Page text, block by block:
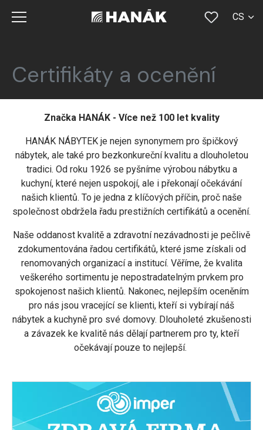
CS
FR
Certifikáty a ocenění
Značka HANÁK - Více než 100 let kvality
HANÁK NÁBYTEK je nejen synonymem pro špičkový
nábytek, ale také pro bezkonkureční kvalitu a dlouholetou
tradici. Od roku 1926 se pyšníme výrobou nábytku a
kuchyní, které nejen uspokojí, ale i překonají očekávání
našich klientů. To je jedna z klíčových příčin, proč naše
společnost obdržela řadu prestižních certifikátů a ocenění.
Naše oddanost kvalitě a zdravotní nezávadnosti je pečlivě
zdokumentována řadou certifikátů, které jsme získali od
renomovaných organizací a institucí. Věříme, že kvalita
veškerého sortimentu je nepostradatelným prvkem pro
spokojenost našich klientů. Nakonec, nejlepším oceněním
pro nás jsou vracející se klienti, kteří si vybírají náš
nábytek a kuchyně pro své domovy. Dlouholeté zkušenosti
a závazek ke kvalitě nás dělají partnerem pro ty, kteří
očekávají pouze to nejlepší.